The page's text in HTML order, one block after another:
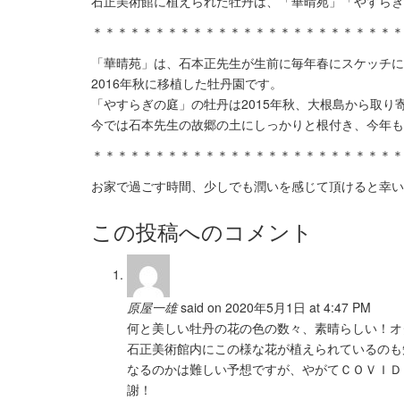
＊＊＊＊＊＊＊＊＊＊＊＊＊＊＊＊＊＊＊＊＊＊＊＊
「華晴苑」は、石本正先生が生前に毎年春にスケッ
2016年秋に移植した牡丹園です。
「やすらぎの庭」の牡丹は2015年秋、大根島から取
今では石本先生の故郷の土にしっかりと根付き、今年
＊＊＊＊＊＊＊＊＊＊＊＊＊＊＊＊＊＊＊＊＊＊＊＊
お家で過ごす時間、少しでも潤いを感じて頂けると幸い
この投稿へのコメント
原屋一雄said on 2020年5月1日 at 4:47 PM
何と美しい牡丹の花の色の数々、素晴らしい！
石正美術館内にこの様な花が植えられているの
なるのかは難しい予想ですが、やがてＣＯＶＩ
謝！